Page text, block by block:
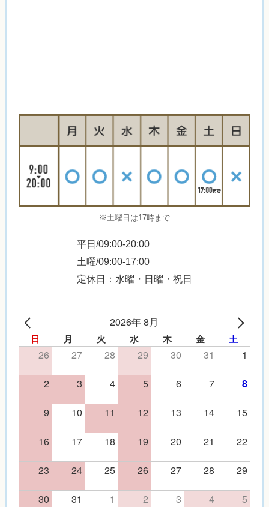
※土曜日は17時まで
平日/09:00-20:00
土曜/09:00-17:00
定休日：水曜・日曜・祝日
2026年 8月
日 月 火 水 木 金 土
26 27 28 29 30 31
1
2
3 4 5 6 7 8
9 10 11 12 13 14
15
16
17 18 19 20 21
22
23
24 25 26 27 28
29
30
31 1 2 3 4 5